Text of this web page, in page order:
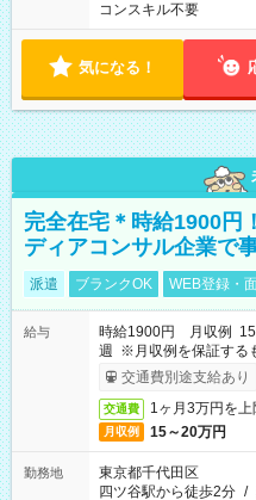
コンスキル不要
気になる！
完全在宅＊時給1900円
ディアコンサル企業で
派遣 ブランクOK WEB登録・
給与
時給1900円 月収例 15
週 ※月収例を保証する
ービス利用可（利用条件
交通費別途支給あり
交通費 1ヶ月3万円を
月収例 15～20万円
勤務地
東京都千代田区
四ツ谷駅から徒歩2分 /